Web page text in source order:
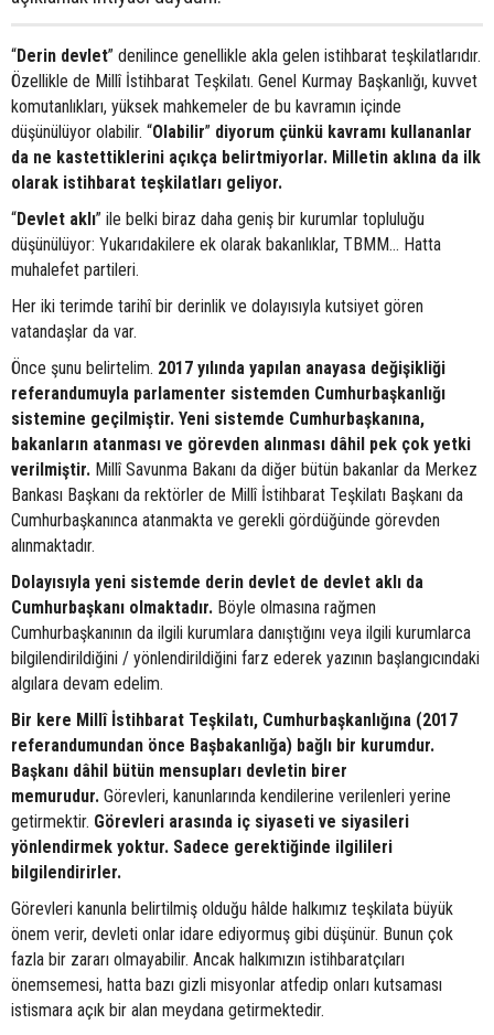
“Derin devlet” denilince genellikle akla gelen istihbarat teşkilatlarıdır.
Özellikle de Millî İstihbarat Teşkilatı. Genel Kurmay Başkanlığı, kuvvet
komutanlıkları, yüksek mahkemeler de bu kavramın içinde
düşünülüyor olabilir. “Olabilir” diyorum çünkü kavramı kullananlar
da ne kastettiklerini açıkça belirtmiyorlar. Milletin aklına da ilk
olarak istihbarat teşkilatları geliyor.
“Devlet aklı” ile belki biraz daha geniş bir kurumlar topluluğu
düşünülüyor: Yukarıdakilere ek olarak bakanlıklar, TBMM… Hatta
muhalefet partileri.
Her iki terimde tarihî bir derinlik ve dolayısıyla kutsiyet gören
vatandaşlar da var.
Önce şunu belirtelim. 2017 yılında yapılan anayasa değişikliği
referandumuyla parlamenter sistemden Cumhurbaşkanlığı
sistemine geçilmiştir. Yeni sistemde Cumhurbaşkanına,
bakanların atanması ve görevden alınması dâhil pek çok yetki
verilmiştir. Millî Savunma Bakanı da diğer bütün bakanlar da Merkez
Bankası Başkanı da rektörler de Millî İstihbarat Teşkilatı Başkanı da
Cumhurbaşkanınca atanmakta ve gerekli gördüğünde görevden
alınmaktadır.
Dolayısıyla yeni sistemde derin devlet de devlet aklı da
Cumhurbaşkanı olmaktadır. Böyle olmasına rağmen
Cumhurbaşkanının da ilgili kurumlara danıştığını veya ilgili kurumlarca
bilgilendirildiğini / yönlendirildiğini farz ederek yazının başlangıcındaki
algılara devam edelim.
Bir kere Millî İstihbarat Teşkilatı, Cumhurbaşkanlığına (2017
referandumundan önce Başbakanlığa) bağlı bir kurumdur.
Başkanı dâhil bütün mensupları devletin birer
memurudur. Görevleri, kanunlarında kendilerine verilenleri yerine
getirmektir. Görevleri arasında iç siyaseti ve siyasileri
yönlendirmek yoktur. Sadece gerektiğinde ilgilileri
bilgilendirirler.
Görevleri kanunla belirtilmiş olduğu hâlde halkımız teşkilata büyük
önem verir, devleti onlar idare ediyormuş gibi düşünür. Bunun çok
fazla bir zararı olmayabilir. Ancak halkımızın istihbaratçıları
önemsemesi, hatta bazı gizli misyonlar atfedip onları kutsaması
istismara açık bir alan meydana getirmektedir.